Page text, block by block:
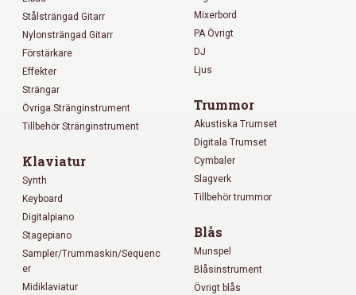
Stålsträngad Gitarr
Nylonsträngad Gitarr
Förstärkare
Effekter
Strängar
Övriga Stränginstrument
Tillbehör Stränginstrument
Klaviatur
Synth
Keyboard
Digitalpiano
Stagepiano
Sampler/Trummaskin/Sequenc
er
Midiklaviatur
Mixerbord
PA Övrigt
DJ
Ljus
Trummor
Akustiska Trumset
Digitala Trumset
Cymbaler
Slagverk
Tillbehör trummor
Blås
Munspel
Blåsinstrument
Övrigt blås